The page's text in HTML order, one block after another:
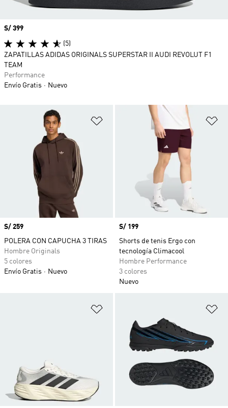
Añadir a la lista de deseos
Precio
S/ 259
POLERA CON CAPUCHA 3 TIRAS
Hombre Originals
5 colores
Envío Gratis
Nuevo
Precio
S/ 199
Shorts de tenis Ergo con
tecnología Climacool
Hombre Performance
3 colores
Nuevo
Precio
S/ 399
(5)
ZAPATILLAS ADIDAS ORIGINALS SUPERSTAR II AUDI REVOLUT F1
TEAM
Performance
Envío Gratis
Nuevo